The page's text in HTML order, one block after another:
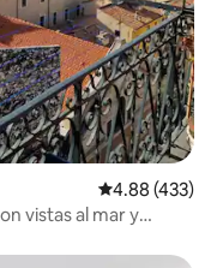
Calificación
4.88 (433)
vistas al mar y